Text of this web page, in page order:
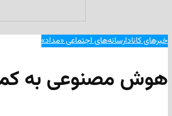
خبرهای کانادارسانه‌های اجتماعی «مداد»
هوش مصنوعی به